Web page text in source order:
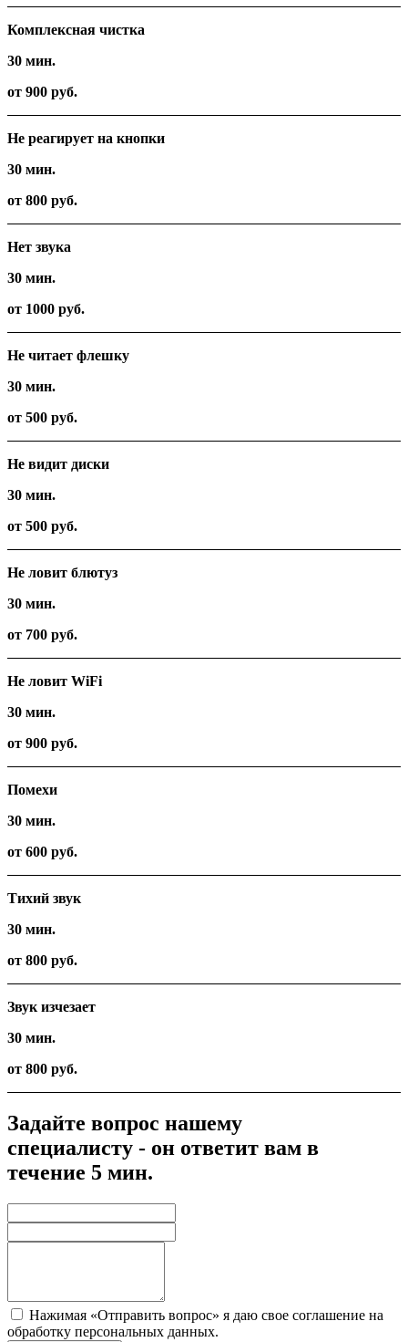
Комплексная чистка
30 мин.
от 900 руб.
Не реагирует на кнопки
30 мин.
от 800 руб.
Нет звука
30 мин.
от 1000 руб.
Не читает флешку
30 мин.
от 500 руб.
Не видит диски
30 мин.
от 500 руб.
Не ловит блютуз
30 мин.
от 700 руб.
Не ловит WiFi
30 мин.
от 900 руб.
Помехи
30 мин.
от 600 руб.
Тихий звук
30 мин.
от 800 руб.
Звук изчезает
30 мин.
от 800 руб.
Задайте вопрос нашему
специалисту - он ответит вам в
течение 5 мин.
Нажимая «Отправить вопрос» я даю свое соглашение на
обработку персональных данных.